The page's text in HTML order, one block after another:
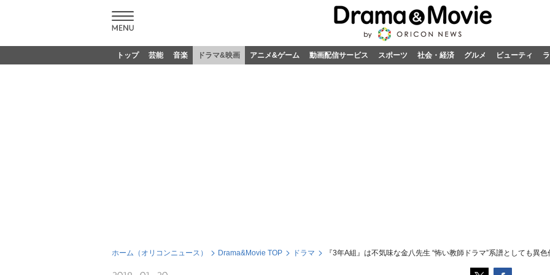
トップ 芸能 音楽 ドラマ&映画 アニメ&ゲーム 動画配信サービス スポーツ 社会・経済 グルメ ビューティ
ホーム（オリコンニュース） Drama&Movie TOP ドラマ 『3年A組』は不気味な金八先生 “怖い教師ドラマ”系譜としても異色